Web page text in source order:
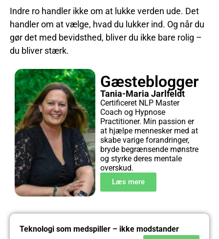
Indre ro handler ikke om at lukke verden ude. Det
handler om at vælge, hvad du lukker ind. Og når du
gør det med bevidsthed, bliver du ikke bare rolig –
du bliver stærk.
Gæsteblogger
Tania-Maria Jarlfeldt
Certificeret NLP Master
Coach og Hypnose
Practitioner. Min passion er
at hjælpe mennesker med at
skabe varige forandringer,
bryde begrænsende mønstre
og styrke deres mentale
overskud.
Læs mere
Teknologi som medspiller – ikke modstander